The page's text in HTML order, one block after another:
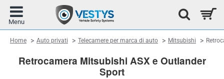
Retrocamera Mitsubishi ASX e Outlander
Sport
HomehomeAuto privati Telecamere per marca di auto Mitsubishi